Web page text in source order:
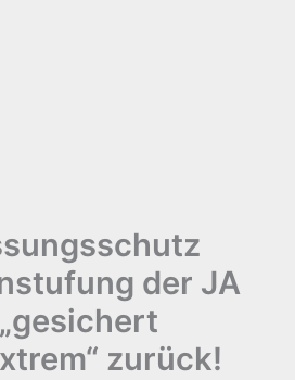
der JA
zurück!